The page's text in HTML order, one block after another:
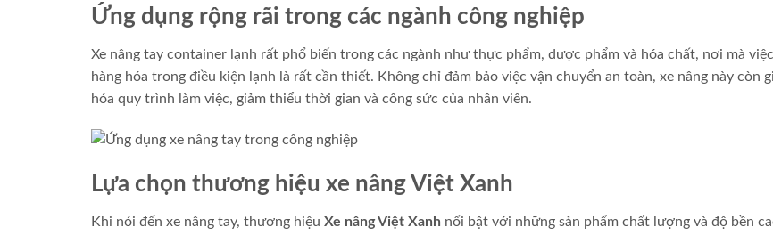
Ứng dụng rộng rãi trong các ngành công nghiệp
Xe nâng tay container lạnh rất phổ biến trong các ngành như thực phẩm, dược phẩm và hóa chất, nơi mà
hàng hóa trong điều kiện lạnh là rất cần thiết. Không chỉ đảm bảo việc vận chuyển an toàn, xe nâng này còn
hóa quy trình làm việc, giảm thiểu thời gian và công sức của nhân viên.
Lựa chọn thương hiệu xe nâng Việt Xanh
Khi nói đến xe nâng tay, thương hiệu Xe nâng Việt Xanh nổi bật với những sản phẩm chất lượng và độ bền